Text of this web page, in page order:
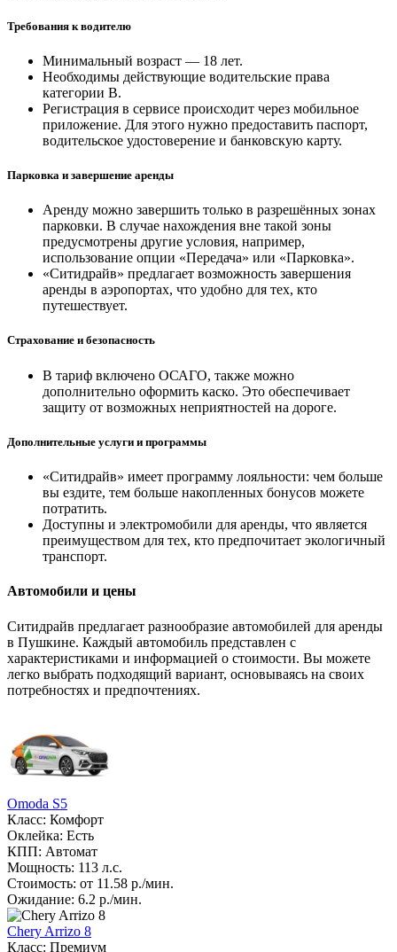
Требования к водителю
Минимальный возраст — 18 лет.
Необходимы действующие водительские права
категории B.
Регистрация в сервисе происходит через мобильное
приложение. Для этого нужно предоставить паспорт,
водительское удостоверение и банковскую карту.
Парковка и завершение аренды
Аренду можно завершить только в разрешённых зонах
парковки. В случае нахождения вне такой зоны
предусмотрены другие условия, например,
использование опции «Передача» или «Парковка»​.
«Ситидрайв» предлагает возможность завершения
аренды в аэропортах, что удобно для тех, кто
путешествует​.
Страхование и безопасность
В тариф включено ОСАГО, также можно
дополнительно оформить каско. Это обеспечивает
защиту от возможных неприятностей на дороге​.
Дополнительные услуги и программы
«Ситидрайв» имеет программу лояльности: чем больше
вы ездите, тем больше накопленных бонусов можете
потратить.
Доступны и электромобили для аренды, что является
преимуществом для тех, кто предпочитает экологичный
транспорт​.
Автомобили и цены
Ситидрайв предлагает разнообразие автомобилей для аренды
в Пушкине. Каждый автомобиль представлен с
характеристиками и информацией о стоимости. Вы можете
легко выбрать подходящий вариант, основываясь на своих
потребностях и предпочтениях.
Omoda S5
Класс: Комфорт
Оклейка: Есть
КПП: Автомат
Мощность: 113 л.с.
Стоимость: от 11.58 р./мин.
Ожидание: 6.2 р./мин.
Chery Arrizo 8
Класс: Премиум